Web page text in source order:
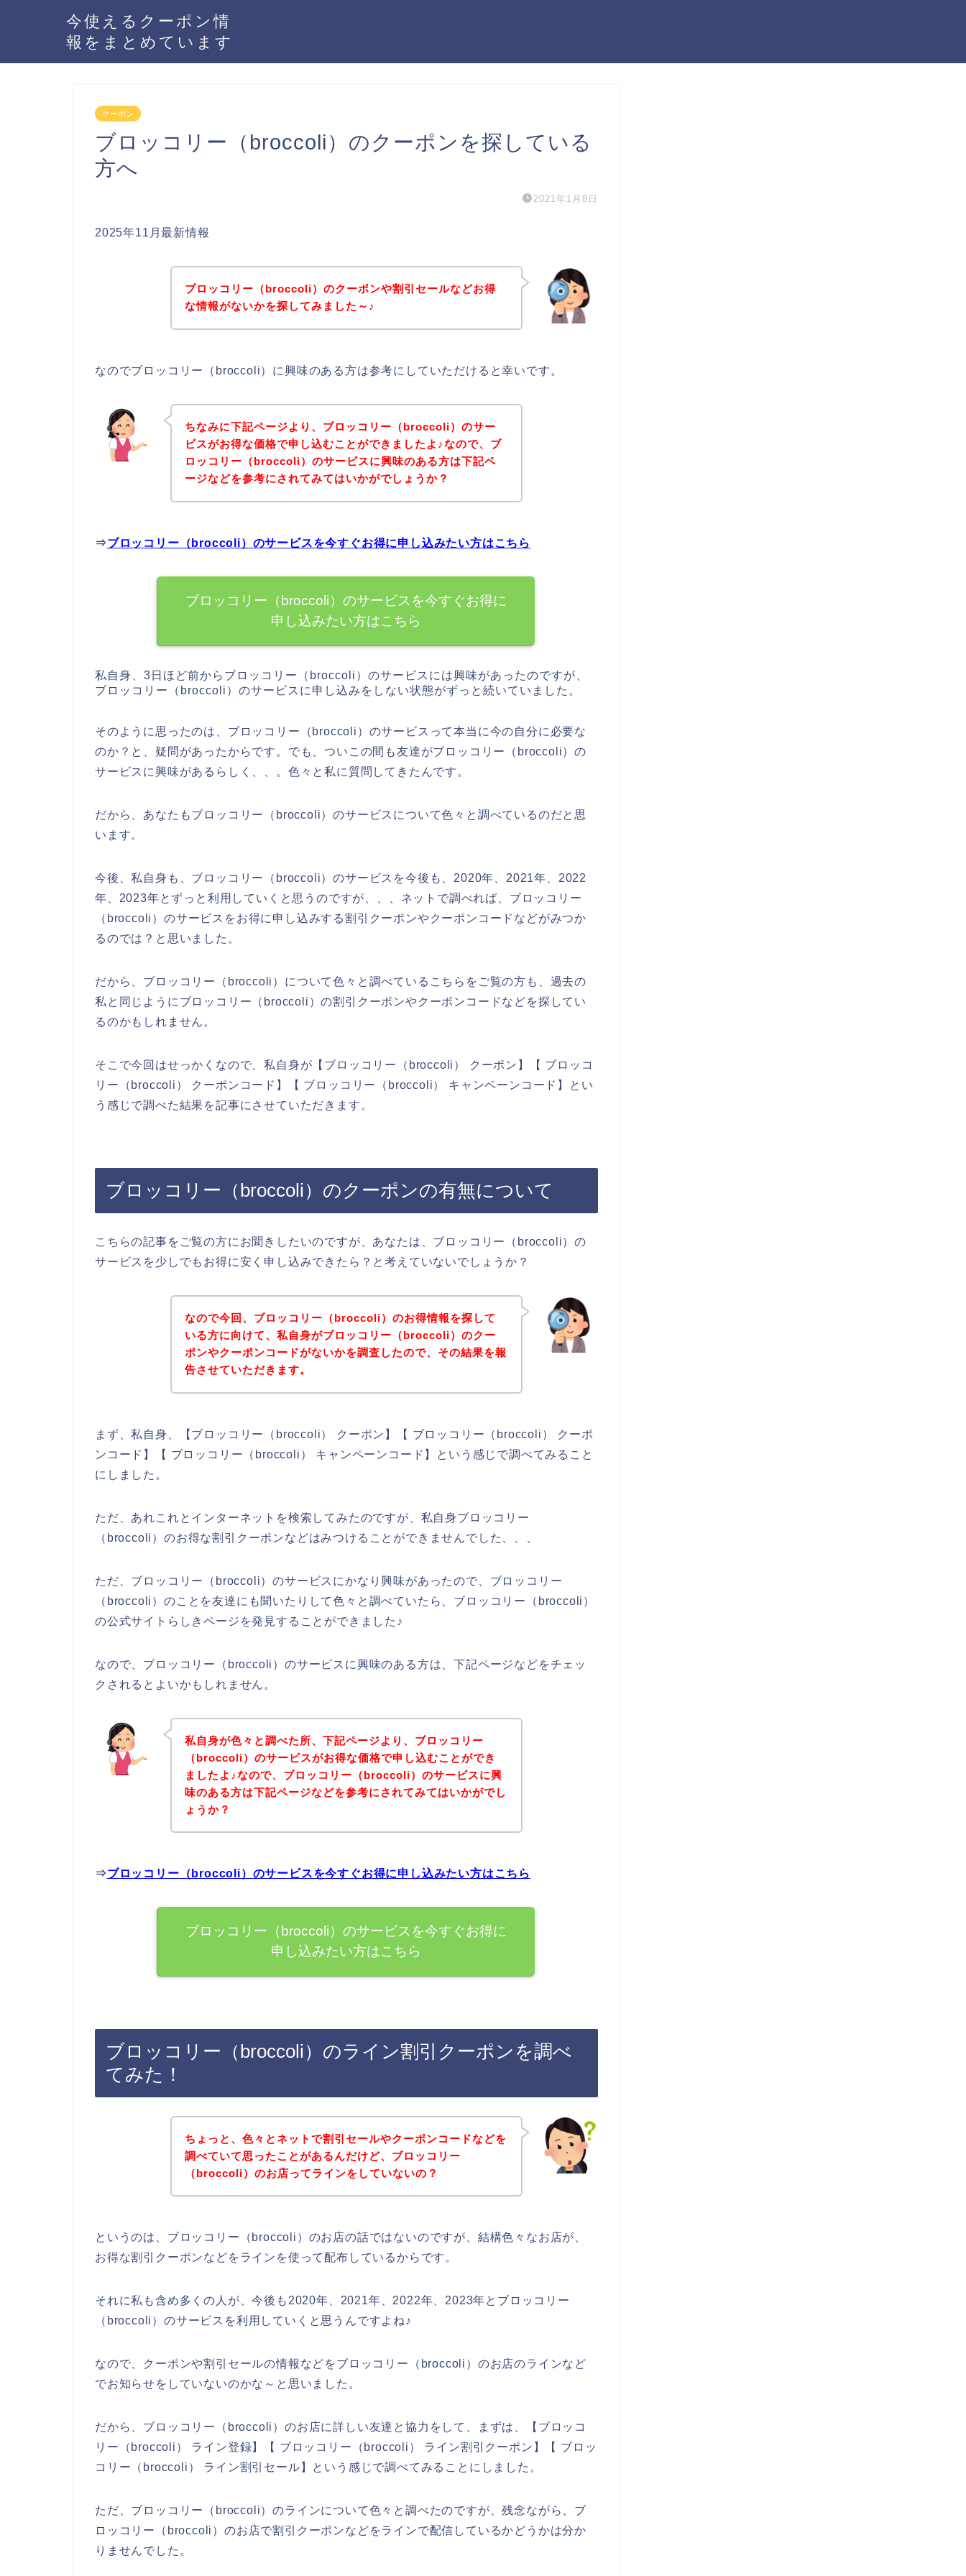
今使えるクーポン情
報をまとめています
クーポン
ブロッコリー（broccoli）のクーポンを探している
方へ
2021年1月8日
2025年11月最新情報
ブロッコリー（broccoli）のクーポンや割引セールなどお得
な情報がないかを探してみました～♪
なのでブロッコリー（broccoli）に興味のある方は参考にしていただけると幸いです。
ちなみに下記ページより、ブロッコリー（broccoli）のサー
ビスがお得な価格で申し込むことができましたよ♪なので、ブ
ロッコリー（broccoli）のサービスに興味のある方は下記ペ
ージなどを参考にされてみてはいかがでしょうか？
⇒ブロッコリー（broccoli）のサービスを今すぐお得に申し込みたい方はこちら
ブロッコリー（broccoli）のサービスを今すぐお得に
申し込みたい方はこちら
私自身、3日ほど前からブロッコリー（broccoli）のサービスには興味があったのですが、
ブロッコリー（broccoli）のサービスに申し込みをしない状態がずっと続いていました。
そのように思ったのは、ブロッコリー（broccoli）のサービスって本当に今の自分に必要な
のか？と、疑問があったからです。でも、ついこの間も友達がブロッコリー（broccoli）の
サービスに興味があるらしく、、。色々と私に質問してきたんです。
だから、あなたもブロッコリー（broccoli）のサービスについて色々と調べているのだと思
います。
今後、私自身も、ブロッコリー（broccoli）のサービスを今後も、2020年、2021年、2022
年、2023年とずっと利用していくと思うのですが、、、ネットで調べれば、ブロッコリー
（broccoli）のサービスをお得に申し込みする割引クーポンやクーポンコードなどがみつか
るのでは？と思いました。
だから、ブロッコリー（broccoli）について色々と調べているこちらをご覧の方も、過去の
私と同じようにブロッコリー（broccoli）の割引クーポンやクーポンコードなどを探してい
るのかもしれません。
そこで今回はせっかくなので、私自身が【ブロッコリー（broccoli） クーポン】【 ブロッコ
リー（broccoli） クーポンコード】【 ブロッコリー（broccoli） キャンペーンコード】とい
う感じで調べた結果を記事にさせていただきます。
ブロッコリー（broccoli）のクーポンの有無について
こちらの記事をご覧の方にお聞きしたいのですが、あなたは、ブロッコリー（broccoli）の
サービスを少しでもお得に安く申し込みできたら？と考えていないでしょうか？
なので今回、ブロッコリー（broccoli）のお得情報を探して
いる方に向けて、私自身がブロッコリー（broccoli）のクー
ポンやクーポンコードがないかを調査したので、その結果を報
告させていただきます。
まず、私自身、【ブロッコリー（broccoli） クーポン】【 ブロッコリー（broccoli） クーポ
ンコード】【 ブロッコリー（broccoli） キャンペーンコード】という感じで調べてみること
にしました。
ただ、あれこれとインターネットを検索してみたのですが、私自身ブロッコリー
（broccoli）のお得な割引クーポンなどはみつけることができませんでした、、、
ただ、ブロッコリー（broccoli）のサービスにかなり興味があったので、ブロッコリー
（broccoli）のことを友達にも聞いたりして色々と調べていたら、ブロッコリー（broccoli）
の公式サイトらしきページを発見することができました♪
なので、ブロッコリー（broccoli）のサービスに興味のある方は、下記ページなどをチェッ
クされるとよいかもしれません。
私自身が色々と調べた所、下記ページより、ブロッコリー
（broccoli）のサービスがお得な価格で申し込むことができ
ましたよ♪なので、ブロッコリー（broccoli）のサービスに興
味のある方は下記ページなどを参考にされてみてはいかがでし
ょうか？
⇒ブロッコリー（broccoli）のサービスを今すぐお得に申し込みたい方はこちら
ブロッコリー（broccoli）のサービスを今すぐお得に
申し込みたい方はこちら
ブロッコリー（broccoli）のライン割引クーポンを調べ
てみた！
ちょっと、色々とネットで割引セールやクーポンコードなどを
調べていて思ったことがあるんだけど、ブロッコリー
（broccoli）のお店ってラインをしていないの？
というのは、ブロッコリー（broccoli）のお店の話ではないのですが、結構色々なお店が、
お得な割引クーポンなどをラインを使って配布しているからです。
それに私も含め多くの人が、今後も2020年、2021年、2022年、2023年とブロッコリー
（broccoli）のサービスを利用していくと思うんですよね♪
なので、クーポンや割引セールの情報などをブロッコリー（broccoli）のお店のラインなど
でお知らせをしていないのかな～と思いました。
だから、ブロッコリー（broccoli）のお店に詳しい友達と協力をして、まずは、【ブロッコ
リー（broccoli） ライン登録】【 ブロッコリー（broccoli） ライン割引クーポン】【 ブロッ
コリー（broccoli） ライン割引セール】という感じで調べてみることにしました。
ただ、ブロッコリー（broccoli）のラインについて色々と調べたのですが、残念ながら、ブ
ロッコリー（broccoli）のお店で割引クーポンなどをラインで配信しているかどうかは分か
りませんでした。